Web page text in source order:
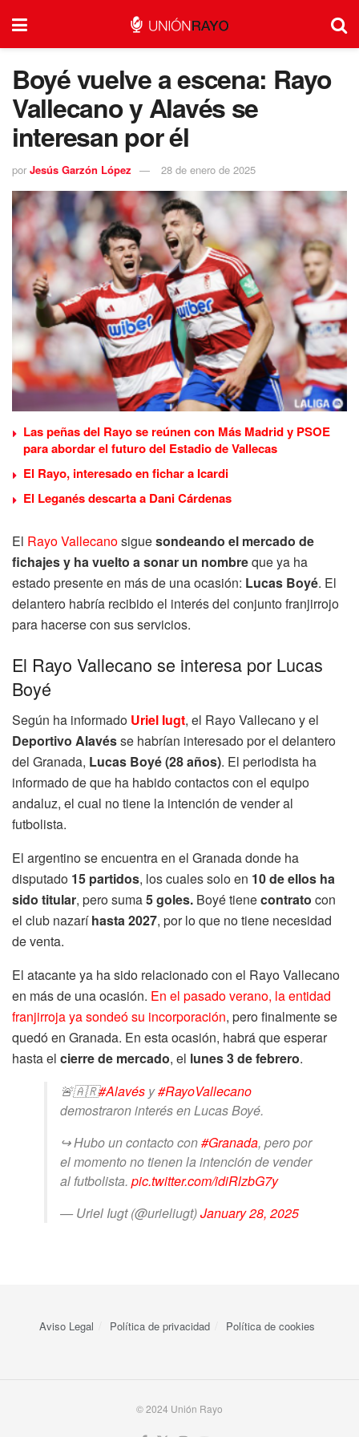
Boyé vuelve a escena: Rayo
Vallecano y Alavés se
interesan por él
por Jesús Garzón López 28 de enero de 2025
Las peñas del Rayo se reúnen con Más Madrid y PSOE
para abordar el futuro del Estadio de Vallecas
El Rayo, interesado en fichar a Icardi
El Leganés descarta a Dani Cárdenas
El Rayo Vallecanosiguesondeando el mercado de
fichajes y ha vuelto a sonar un nombreque ya ha
estado presente en más de una ocasión: Lucas Boyé. El
delantero habría recibido el interés del conjunto franjirrojo
para hacerse con sus servicios.
El Rayo Vallecano se interesa por Lucas
Boyé
Según ha informado Uriel Iugt, el Rayo Vallecano y el
Deportivo Alavésse habrían interesado por el delantero
del Granada, Lucas Boyé (28 años). El periodista ha
informado de que ha habido contactos con el equipo
andaluz, el cual no tiene la intención de vender al
futbolista.
El argentino se encuentra en el Granada donde ha
disputado 15 partidos, los cuales solo en 10 de ellos ha
sido titular, pero suma5 goles. Boyé tienecontrato con
el club nazaríhasta 2027, por lo que no tiene necesidad
de venta.
El atacante ya ha sido relacionado con el Rayo Vallecano
en más de una ocasión. En el pasado verano, la entidad
franjirroja ya sondeó su incorporación, pero finalmente se
quedó en Granada. En esta ocasión, habrá que esperar
hasta el cierre de mercado, el lunes 3 de febrero.
🚨🇦🇷#Alavés y#RayoVallecano
demostraron interés en Lucas Boyé.
↪️ Hubo un contacto con#Granada, pero por
el momento no tienen la intención de vender
al futbolista. pic.twitter.com/idiRlzbG7y
— Uriel Iugt (@urieliugt)January 28, 2025
Aviso Legal Política de privacidad Política de cookies
© 2024 Unión Rayo